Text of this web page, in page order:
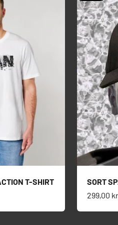
T-SHIRT
SORT
Salgspris
299,00 kr